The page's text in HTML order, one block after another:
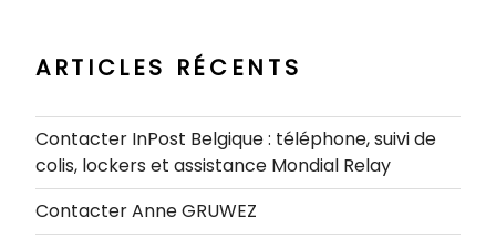
ARTICLES RÉCENTS
Contacter InPost Belgique : téléphone, suivi de
colis, lockers et assistance Mondial Relay
Contacter Anne GRUWEZ